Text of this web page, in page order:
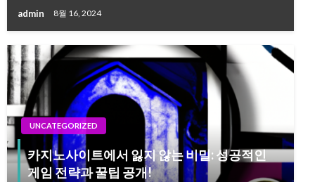
admin 8월 16, 2024
UNCATEGORIZED
카지노사이트에서 잃지 않는 비밀: 성공적인
게임 전략과 꿀팁 공개!